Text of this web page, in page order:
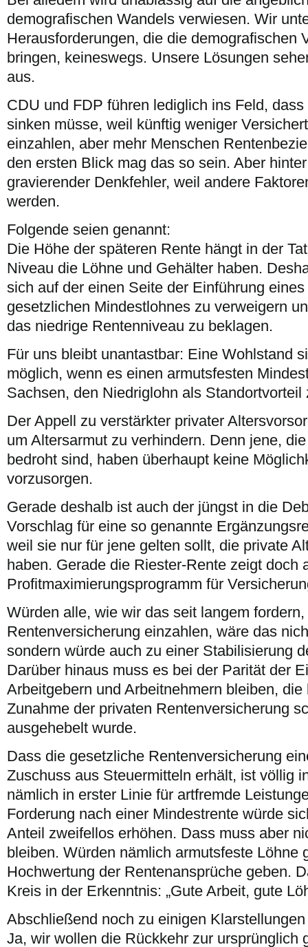
demografischen Wandels verwiesen. Wir
Herausforderungen, die die demografischen
bringen, keineswegs. Unsere Lösungen
aus.
CDU und FDP führen lediglich ins Feld,
sinken müsse, weil künftig weniger
einzahlen, aber mehr Menschen
den ersten Blick mag das so sein. Aber
gravierender Denkfehler, weil andere
werden.
Folgende seien genannt:
Die Höhe der späteren Rente hängt in der
Niveau die Löhne und Gehälter haben.
sich auf der einen Seite der Einführung
gesetzlichen Mindestlohnes zu verweigern
das niedrige Rentenniveau zu beklagen.
Für uns bleibt unantastbar: Eine Wohlstand
möglich, wenn es einen armutsfesten
Sachsen, den Niedriglohn als Standortvorteil
Der Appell zu verstärkter privater
um Altersarmut zu verhindern. Denn jene,
bedroht sind, haben überhaupt keine
vorzusorgen.
Gerade deshalb ist auch der jüngst in die
Vorschlag für eine so genannte
weil sie nur für jene gelten sollt, die private
haben. Gerade die Riester-Rente zeigt doch
Profitmaximierungsprogramm für
Würden alle, wie wir das seit langem
Rentenversicherung einzahlen, wäre das
sondern würde auch zu einer Stabilisierung
Darüber hinaus muss es bei der Parität der
Arbeitgebern und Arbeitnehmern bleiben,
Zunahme der privaten Rentenversicherung
ausgehebelt wurde.
Dass die gesetzliche Rentenversicherung
Zuschuss aus Steuermitteln erhält, ist völlig
nämlich in erster Linie für artfremde
Forderung nach einer Mindestrente würde
Anteil zweifellos erhöhen. Dass muss aber
bleiben. Würden nämlich armutsfeste Löhne
Hochwertung der Rentenansprüche geben.
Kreis in der Erkenntnis: „Gute Arbeit, gute
Abschließend noch zu einigen
Ja, wir wollen die Rückkehr zur ursprünglich